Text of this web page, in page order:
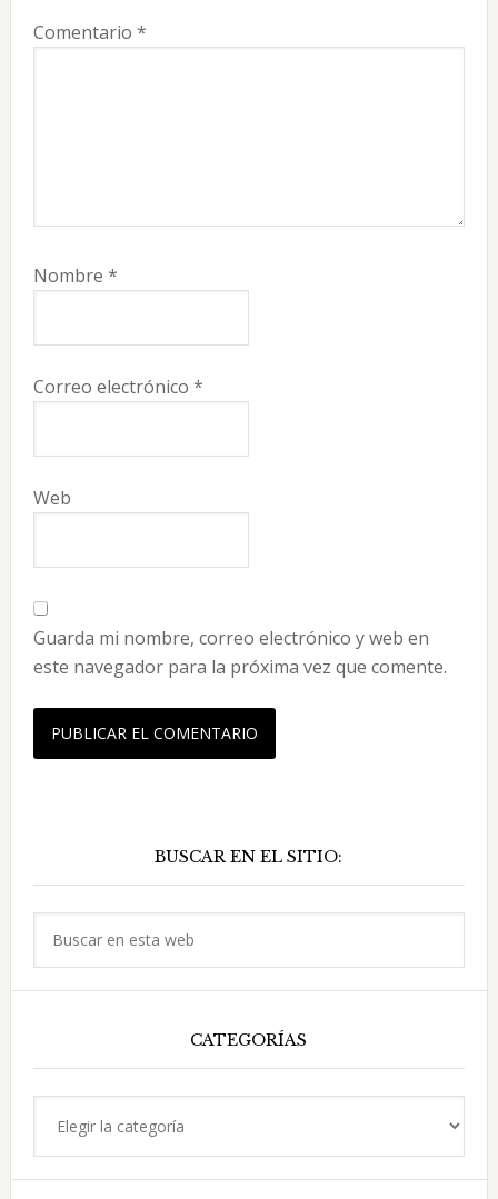
Comentario *
Nombre *
Correo electrónico *
Web
Guarda mi nombre, correo electrónico y web en
este navegador para la próxima vez que comente.
principal
BUSCAR EN EL SITIO:
CATEGORÍAS